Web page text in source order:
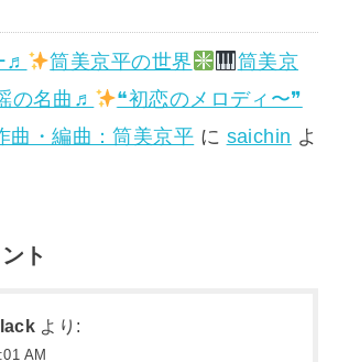
♬ 筒美京平の世界
筒美京
の名曲♬
❝初恋のメロディ〜❞
曲・編曲：筒美京平 に saichin よ
ト
より:
AM